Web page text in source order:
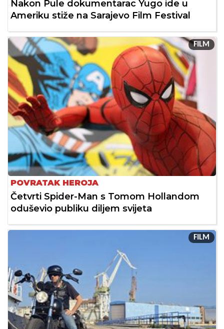
Nakon Pule dokumentarac Yugo ide u
Ameriku stiže na Sarajevo Film Festival
FILM
POVRATAK HEROJA
Četvrti Spider-Man s Tomom Hollandom
oduševio publiku diljem svijeta
FILM